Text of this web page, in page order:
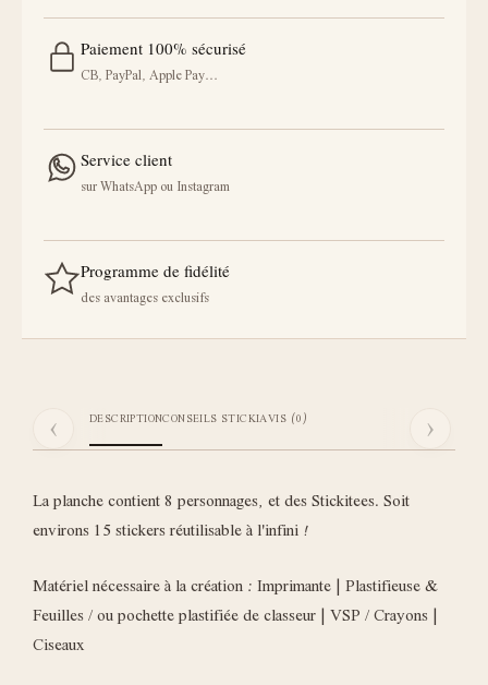
Paiement 100% sécurisé
CB, PayPal, Apple Pay…
Service client
sur WhatsApp ou Instagram
Programme de fidélité
des avantages exclusifs
‹ DESCRIPTIONCONSEILS STICKIAVIS (0) ›
La planche contient 8 personnages, et des Stickitees. Soit
environs 15 stickers réutilisable à l'infini !
Matériel nécessaire à la création : Imprimante | Plastifieuse &
Feuilles / ou pochette plastifiée de classeur | VSP / Crayons |
Ciseaux